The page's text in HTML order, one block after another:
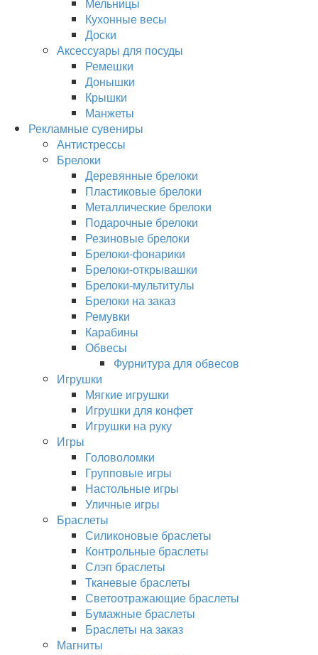
Кухонные весы
Доски
Аксессуары для посуды
Ремешки
Донышки
Крышки
Манжеты
Рекламные сувениры
Антистрессы
Брелоки
Деревянные брелоки
Пластиковые брелоки
Металлические брелоки
Подарочные брелоки
Резиновые брелоки
Брелоки-фонарики
Брелоки-открывашки
Брелоки-мультитулы
Брелоки на заказ
Ремувки
Карабины
Обвесы
Фурнитура для обвесов
Игрушки
Мягкие игрушки
Игрушки для конфет
Игрушки на руку
Игры
Головоломки
Групповые игры
Настольные игры
Уличные игры
Браслеты
Силиконовые браслеты
Контрольные браслеты
Слэп браслеты
Тканевые браслеты
Светоотражающие браслеты
Бумажные браслеты
Браслеты на заказ
Магниты